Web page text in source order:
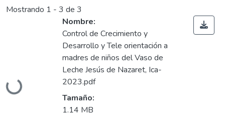
Mostrando 1 - 3 de 3
Cargando...
Nombre:
Control de Crecimiento y
Desarrollo y Tele orientación a
madres de niños del Vaso de
Leche Jesús de Nazaret, Ica-
2023.pdf
Tamaño:
1.14 MB